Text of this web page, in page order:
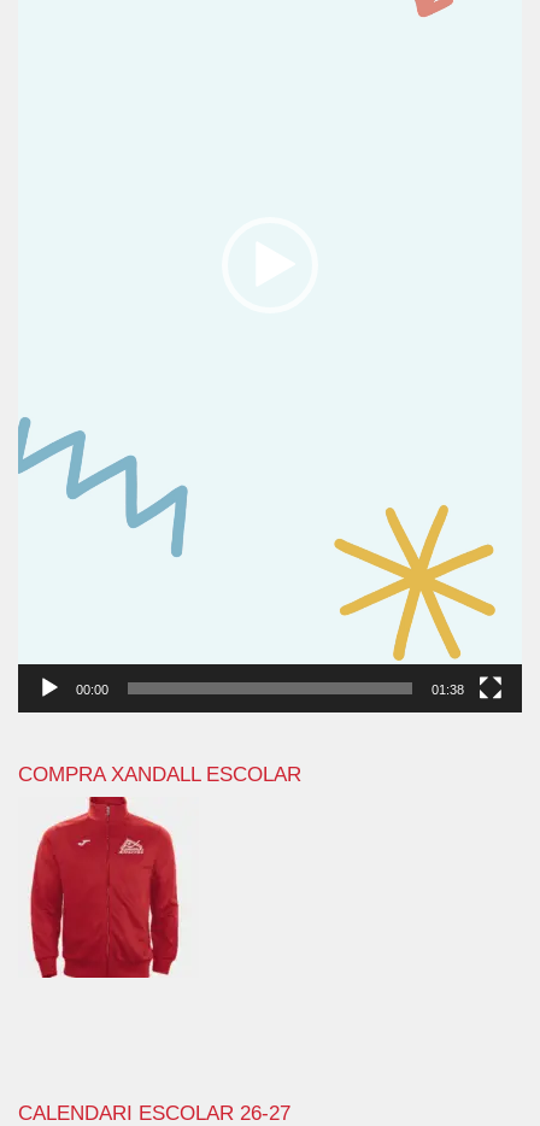
00:00 01:38
COMPRA XANDALL ESCOLAR
CALENDARI ESCOLAR 26-27